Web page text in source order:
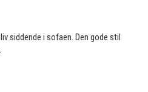
siddende i sofaen. Den gode stil